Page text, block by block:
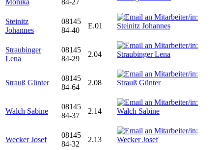
Monika
84-27
Steinitz
Johannes
08145
84-40
E.01
Straubinger
Lena
08145
84-29
2.04
Strauß Günter
08145
84-64
2.08
Walch Sabine
08145
84-37
2.14
Wecker Josef
08145
84-32
2.13